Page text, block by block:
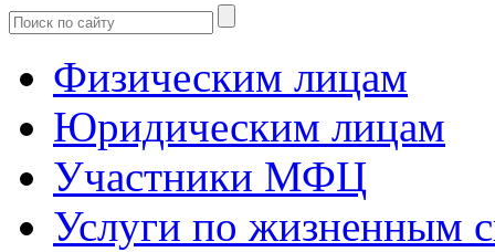
Физическим лицам
Юридическим лицам
Участники МФЦ
Услуги по жизненным